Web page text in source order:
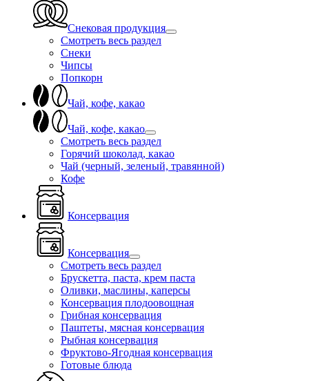
Снековая продукция
Смотреть весь раздел
Снеки
Чипсы
Попкорн
Чай, кофе, какао
Чай, кофе, какао
Смотреть весь раздел
Горячий шоколад, какао
Чай (черный, зеленый, травянной)
Кофе
Консервация
Консервация
Смотреть весь раздел
Брускетта, паста, крем паста
Оливки, маслины, каперсы
Консервация плодоовощная
Грибная консервация
Паштеты, мясная консервация
Рыбная консервация
Фруктово-Ягодная консервация
Готовые блюда